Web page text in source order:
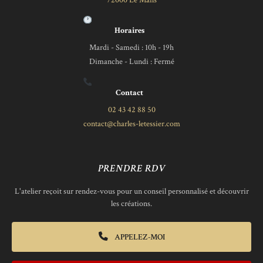
Horaires
Mardi - Samedi : 10h - 19h
Dimanche - Lundi : Fermé
Contact
02 43 42 88 50
contact@charles-letessier.com
PRENDRE RDV
L'atelier reçoit sur rendez-vous pour un conseil personnalisé et découvrir
les créations.
APPELEZ-MOI